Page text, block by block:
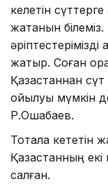
келетін сүттерге
жатқанын
әріптестерімізді
жатыр. Соған
Қазақстаннан сүт
қойылуы мүмкін
Р.Ошақбаев.
Тоқтала
Қазақстанның
салған.